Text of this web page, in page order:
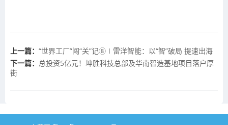
上一篇： “世界工厂”闯“关”记⑧∣雷洋智能：以“智”破局 提速出海
下一篇： 总投资5亿元！坤胜科技总部及华南智造基地项目落户厚
街